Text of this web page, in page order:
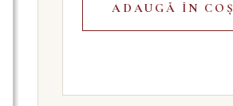
ADAUGĂ ÎN COȘ